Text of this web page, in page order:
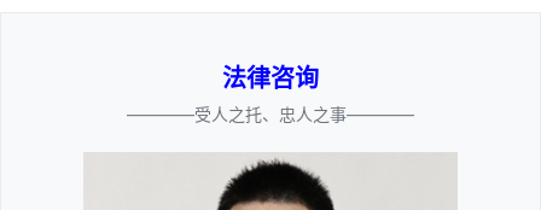
法律咨询
————受人之托、忠人之事————